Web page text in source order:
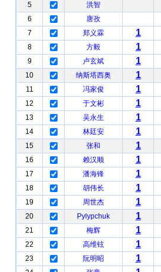
5
洪智
6
唐孜
7
郑义霖 1
8
方毅 1
9
卢玄斌 1
10
纳斯塔西奥 1
11
冯家俊 1
12
于文彬 1
13
吴永生 1
14
林廷安 1
15
张和 1
16
赖汉顺 1
17
潘海锋 1
18
胡伟长 1
19
周世杰 1
20
Pylypchuk 1
21
梅辉 1
22
高维铉 1
23
阮明昭 1